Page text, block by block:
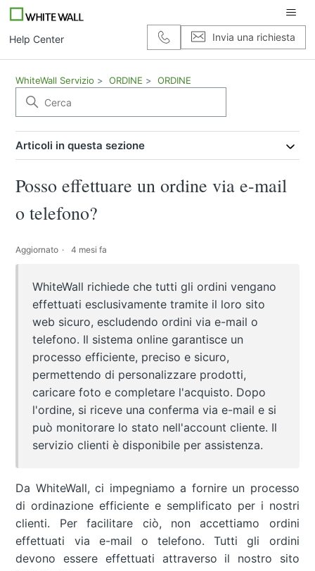
Help Center Invia una richiesta
WhiteWall Servizio ORDINE ORDINE
Articoli in questa sezione
Posso effettuare un ordine via e-mail
o telefono?
Aggiornato 4 mesi fa
WhiteWall richiede che tutti gli ordini vengano
effettuati esclusivamente tramite il loro sito
web sicuro, escludendo ordini via e-mail o
telefono. Il sistema online garantisce un
processo efficiente, preciso e sicuro,
permettendo di personalizzare prodotti,
caricare foto e completare l'acquisto. Dopo
l'ordine, si riceve una conferma via e-mail e si
può monitorare lo stato nell'account cliente. Il
servizio clienti è disponibile per assistenza.
Da WhiteWall, ci impegniamo a fornire un processo
di ordinazione efficiente e semplificato per i nostri
clienti. Per facilitare ciò, non accettiamo ordini
effettuati via e-mail o telefono. Tutti gli ordini
devono essere effettuati attraverso il nostro sito